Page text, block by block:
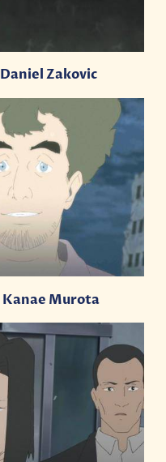
Daniel Zakovic
Kanae Murota